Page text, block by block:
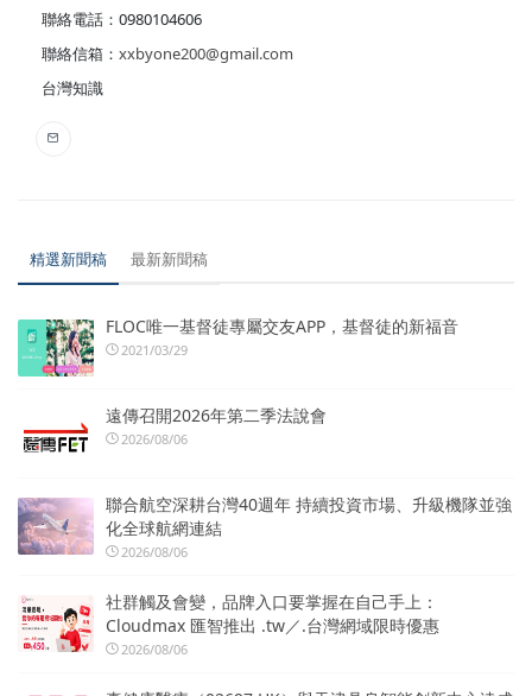
聯絡電話：0980104606
聯絡信箱： xxbyone200@gmail.com
台灣知識
精選新聞稿 最新新聞稿
FLOC唯一基督徒專屬交友APP，基督徒的新福音
2021/03/29
遠傳召開2026年第二季法說會
2026/08/06
聯合航空深耕台灣40週年 持續投資市場、升級機隊並強
化全球航網連結
2026/08/06
社群觸及會變，品牌入口要掌握在自己手上：
Cloudmax 匯智推出 .tw／.台灣網域限時優惠
2026/08/06